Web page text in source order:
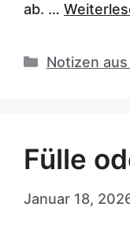
ab. …
Kategorien
Notizen
Fülle
Januar 18,